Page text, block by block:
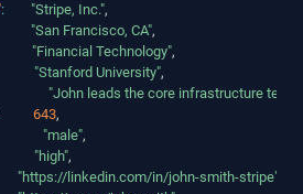
: "Stripe, Inc.",
"San Francisco, CA",
"Financial Technology",
"Stanford University",
"John leads the core infrastructure
643,
"male",
"high",
"https://linkedin.com/in/john-smith-stripe"